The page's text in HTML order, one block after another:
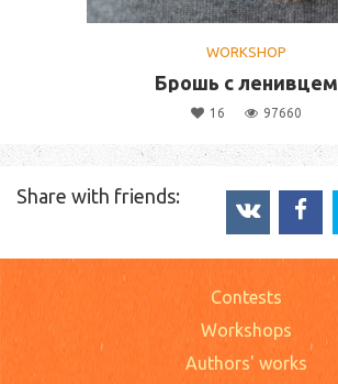
WORKSHOP
Брошь с ленивцем
16 97660
Share with friends:
Contests
Workshops
Authors' works